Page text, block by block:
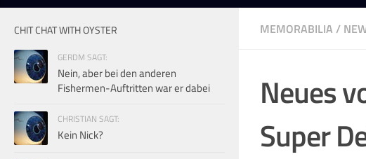
MEMORABILIA /
Neues
Super
CHIT CHAT WITH OYSTER
GERDM SAGT:
Nein, aber bei den anderen
Fishermen-Auftritten war er dabei
CHRISTIAN SAGT:
Kein Nick?